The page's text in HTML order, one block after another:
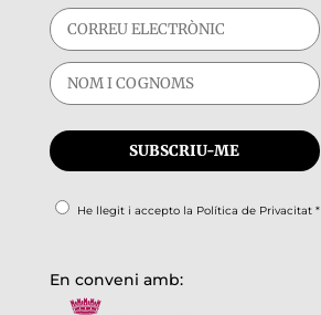
He llegit i accepto la Política de Privacitat*
En conveni amb: